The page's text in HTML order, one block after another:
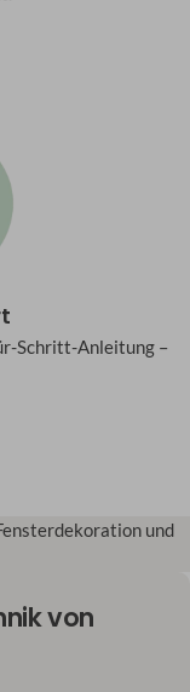
Schritt-Anleitung –
von